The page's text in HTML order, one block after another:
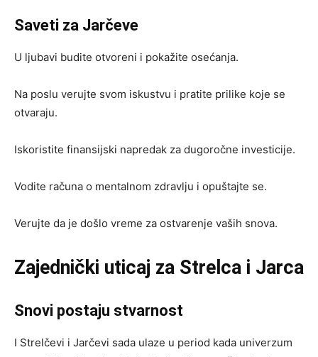
Saveti za Jarčeve
U ljubavi budite otvoreni i pokažite osećanja.
Na poslu verujte svom iskustvu i pratite prilike koje se
otvaraju.
Iskoristite finansijski napredak za dugoročne investicije.
Vodite računa o mentalnom zdravlju i opuštajte se.
Verujte da je došlo vreme za ostvarenje vaših snova.
Zajednički uticaj za Strelca i Jarca
Snovi postaju stvarnost
I Strelčevi i Jarčevi sada ulaze u period kada univerzum